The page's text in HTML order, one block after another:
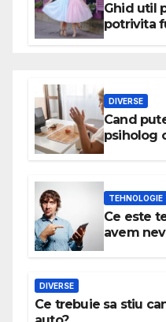
Ghid util
potrivita
DIVERSE
Cand
psiholog
TEHNOLOGIE
Ce este
avem
DIVERSE
Ce trebuie sa stiu